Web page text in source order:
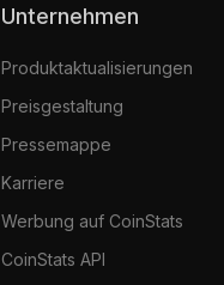
Unternehmen
Produktaktualisierungen
Preisgestaltung
Pressemappe
Karriere
Werbung auf CoinStats
CoinStats API